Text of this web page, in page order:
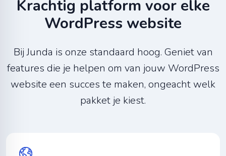
Krachtig platform voor elke
WordPress website
Bij Junda is onze standaard hoog. Geniet van
features die je helpen om van jouw WordPress
website een succes te maken, ongeacht welk
pakket je kiest.